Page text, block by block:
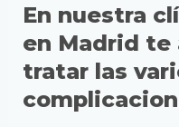
En nuestra
en Madrid te
tratar las